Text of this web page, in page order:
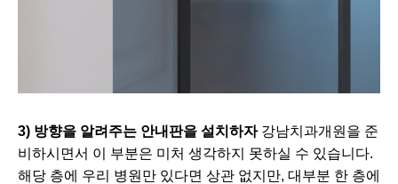
3) 방향을 알려주는 안내판을 설치하자 ​강남치과개원을 준
비하시면서 이 부분은 미처 생각하지 못하실 수 있습니다.
해당 층에 우리 병원만 있다면 상관 없지만, 대부분 한 층에